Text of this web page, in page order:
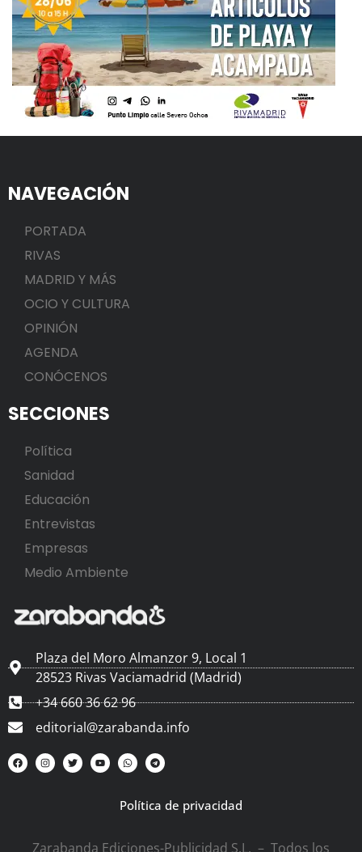
NAVEGACIÓN
PORTADA
RIVAS
MADRID Y MÁS
OCIO Y CULTURA
OPINIÓN
AGENDA
CONÓCENOS
SECCIONES
Política
Sanidad
Educación
Entrevistas
Empresas
Medio Ambiente
Plaza del Moro Almanzor 9, Local 1
28523 Rivas Vaciamadrid (Madrid)
+34 660 36 62 96
editorial@zarabanda.info
Política de privacidad
Zarabanda Ediciones-Publicidad S.L. – Todos los